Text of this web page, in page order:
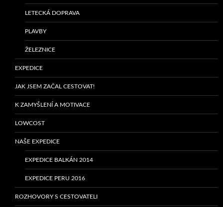
LETECKÁ DOPRAVA
PLAVBY
ŽELEZNICE
EXPEDICE
JAK JSEM ZAČAL CESTOVAT!
K ZAMYŠLENÍ A MOTIVACE
LOWCOST
NAŠE EXPEDICE
EXPEDICE BALKÁN 2014
EXPEDICE PERU 2016
ROZHOVORY S CESTOVATELI